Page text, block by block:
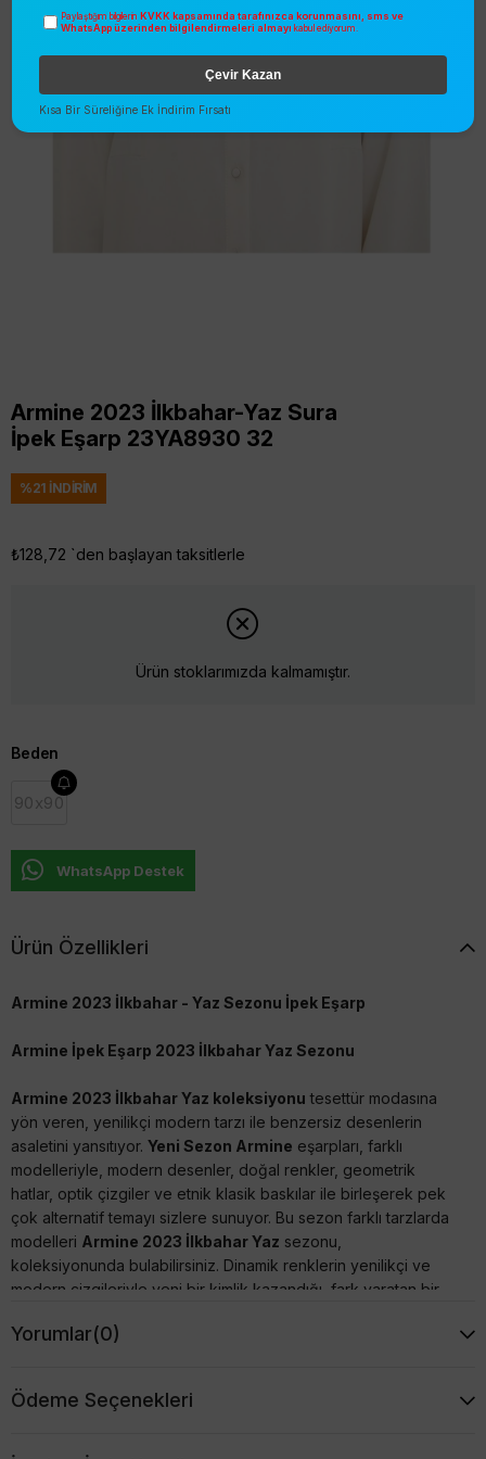
Armine 2023 İlkbahar-Yaz Sura
İpek Eşarp 23YA8930 32
%21 İNDIRIM
₺128,72 `den başlayan taksitlerle
Ürün stoklarımızda kalmamıştır.
Beden
90x90
WhatsApp Destek
Ürün Özellikleri
Armine 2023 İlkbahar - Yaz Sezonu İpek Eşarp
Armine İpek Eşarp 2023 İlkbahar Yaz Sezonu
Armine 2023 İlkbahar Yaz koleksiyonu tesettür modasına
yön veren, yenilikçi modern tarzı ile benzersiz desenlerin
asaletini yansıtıyor. Yeni Sezon Armine eşarpları, farklı
modelleriyle, modern desenler, doğal renkler, geometrik
hatlar, optik çizgiler ve etnik klasik baskılar ile birleşerek pek
çok alternatif temayı sizlere sunuyor. Bu sezon farklı tarzlarda
modelleri Armine 2023 İlkbahar Yaz sezonu,
koleksiyonunda bulabilirsiniz. Dinamik renklerin yenilikçi ve
modern çizgileriyle yeni bir kimlik kazandığı, fark yaratan bir
uygun modeli seçmenin keyfini çıkartınız :) Şimdi favori
modeliniz tükenmedenArmine Yeni Sezon Eşarp 2023
Yorumlar(0)
Ödeme Seçenekleri
Paylaştığım bilgilerin KVKK kapsamında tarafınızca korunmasını, sms ve
WhatsApp üzerinden bilgilendirmeleri almayı kabul ediyorum.
Çevir Kazan
Kısa Bir Süreliğine Ek İndirim Fırsatı